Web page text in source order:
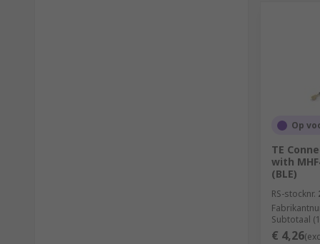
Op
TE
with
(BLE)
RS-stocknr.
Subtotaal
€ 4,26